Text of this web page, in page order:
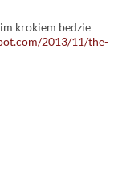
krokiem bedzie
2013/11/the-